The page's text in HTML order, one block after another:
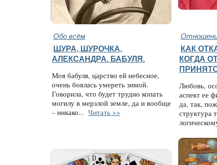
Обо всём
ШУРА, ШУРОЧКА,
АЛЕКСАНДРА. БАБУЛЯ.
Моя бабуля, царство ей небесное,
очень боялась умереть зимой.
Говорила, что будет трудно копать
могилу в мерзлой земле, да и вообще
– никако... Читать >>
КАК
КОГДА
Любовь,
аспект ее
да, так,
структура